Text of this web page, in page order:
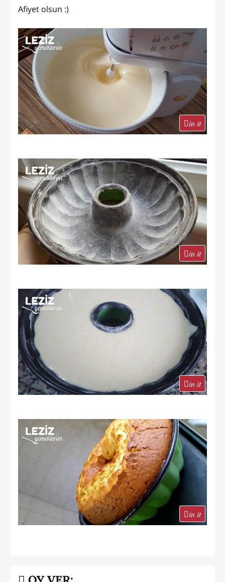
Afiyet olsun :)
in it
in it
in it
in it